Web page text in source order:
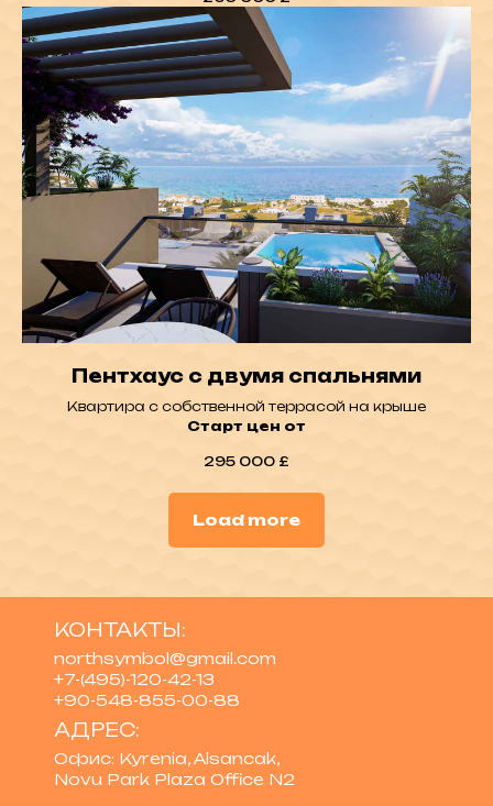
Пентхаус с двумя спальнями
Квартира с собственной террасой на крыше
Старт цен от
295 000 £
Load more